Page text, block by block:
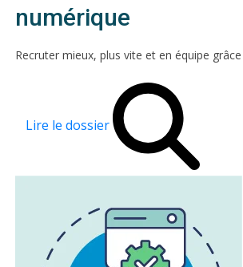
numérique
Recruter mieux, plus vite et en équipe
Lire le dossier